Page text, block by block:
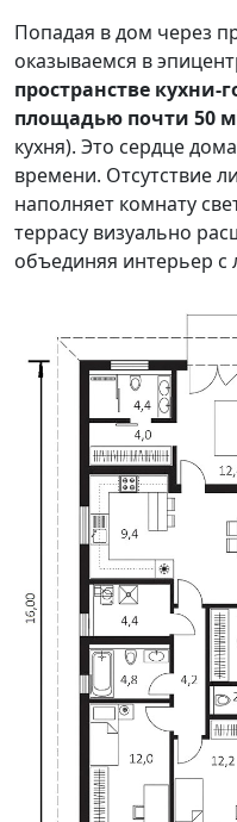
Попадая в дом через
оказываемся в
пространстве
площадью почти 50
кухня). Это сердце
времени. Отсутствие
наполняет комнату
террасу визуально
объединяя интерьер с